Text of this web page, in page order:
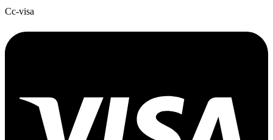
Cc-visa